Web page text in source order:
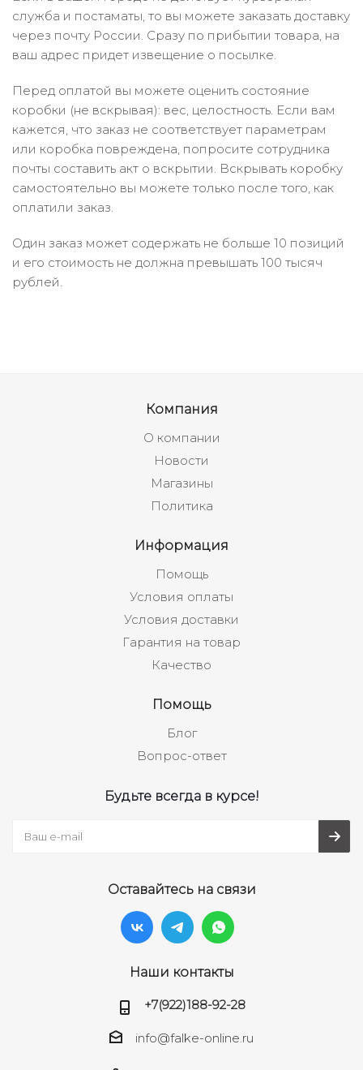
служба и постаматы, то вы можете заказать доставку
через почту России. Сразу по прибытии товара, на
ваш адрес придет извещение о посылке.
Перед оплатой вы можете оценить состояние
коробки (не вскрывая): вес, целостность. Если вам
кажется, что заказ не соответствует параметрам
или коробка повреждена, попросите сотрудника
почты составить акт о вскрытии. Вскрывать коробку
самостоятельно вы можете только после того, как
оплатили заказ.
Один заказ может содержать не больше 10 позиций
и его стоимость не должна превышать 100 тысяч
рублей.
Компания
О компании
Новости
Магазины
Политика
Информация
Помощь
Условия оплаты
Условия доставки
Гарантия на товар
Качество
Помощь
Блог
Вопрос-ответ
Будьте всегда в курсе!
Оставайтесь на связи
Наши контакты
+7(922)188-92-28
info@falke-online.ru